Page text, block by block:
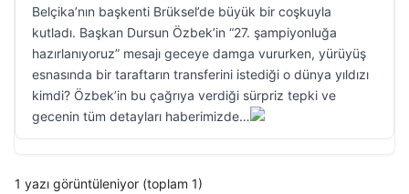
Belçika’nın başkenti Brüksel’de büyük bir coşkuyla
kutladı. Başkan Dursun Özbek’in “27. şampiyonluğa
hazırlanıyoruz” mesajı geceye damga vururken, yürüyüş
esnasında bir taraftarın transferini istediği o dünya yıldızı
kimdi? Özbek’in bu çağrıya verdiği sürpriz tepki ve
gecenin tüm detayları haberimizde…
1 yazı görüntüleniyor (toplam 1)